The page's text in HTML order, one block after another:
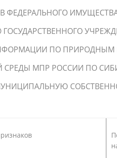
ФЕДЕРАЛЬНОГО
ГОСУДАРСТВЕННОГО
ПО ПРИРОДНЫМ
МПР РОССИИ ПО